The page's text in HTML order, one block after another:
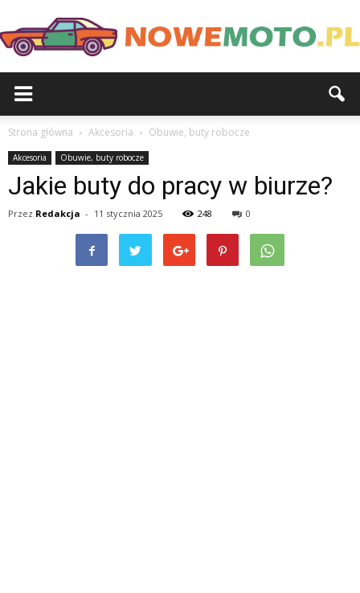
Strona główna Akcesoria Obuwie, buty robocze
Akcesoria Obuwie, buty robocze
Jakie buty do pracy w biurze?
Przez Redakcja - 11 stycznia 2025 248 0